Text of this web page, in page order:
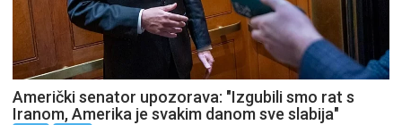
Američki senator upozorava: "Izgubili smo rat s
Iranom, Amerika je svakim danom sve slabija"